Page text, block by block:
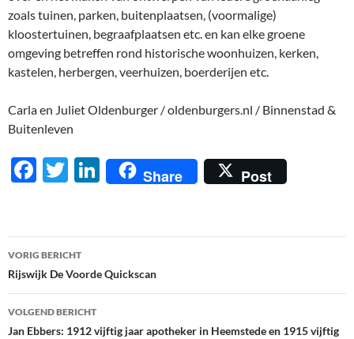
zoals tuinen, parken, buitenplaatsen, (voormalige)
kloostertuinen, begraafplaatsen etc. en kan elke groene
omgeving betreffen rond historische woonhuizen, kerken,
kastelen, herbergen, veerhuizen, boerderijen etc.
Carla en Juliet Oldenburger / oldenburgers.nl / Binnenstad &
Buitenleven
F
b
o
o
k
T
er
Li
e
dI
n
Share Post
Berichtnavigatie
VORIG BERICHT
Rijswijk De Voorde Quickscan
VOLGEND BERICHT
Jan Ebbers: 1912 vijftig jaar apotheker in Heemstede en 1915 vijftig